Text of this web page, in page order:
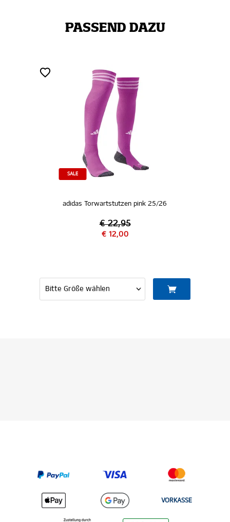
PASSEND DAZU
SALE
adidas Torwartstutzen pink 25/26
€ 22,95
€ 12,00
VORKASSE